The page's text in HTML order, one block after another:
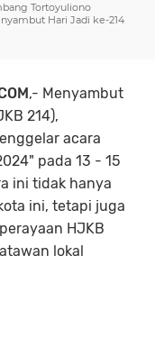
Tortoyuliono
Hari Jadi ke-214
,- Menyambut
214),
acara
pada 13 - 15
ini tidak hanya
ini, tetapi juga
HJKB
lokal